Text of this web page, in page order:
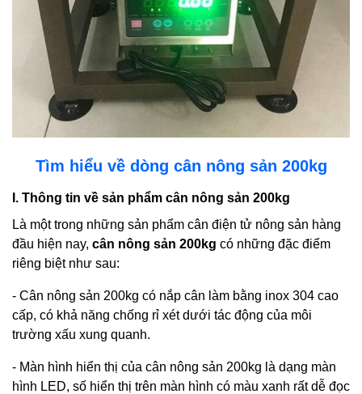
Tìm hiểu về dòng cân nông sản 200kg
I. Thông tin về sản phẩm cân nông sản 200kg
Là một trong những sản phẩm cân điện tử nông sản hàng
đầu hiện nay, cân nông sản 200kg có những đặc điểm
riêng biệt như sau:
- Cân nông sản 200kg có nắp cân làm bằng inox 304 cao
cấp, có khả năng chống rỉ xét dưới tác động của môi
trường xấu xung quanh.
- Màn hình hiển thị của cân nông sản 200kg là dạng màn
hình LED, số hiển thị trên màn hình có màu xanh rất dễ đọc